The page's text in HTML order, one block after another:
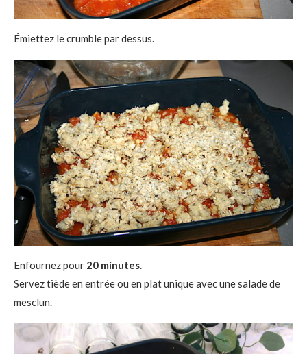
Émiettez le crumble par dessus.
Enfournez pour 20 minutes.
Servez tiède en entrée ou en plat unique avec une salade de
mesclun.